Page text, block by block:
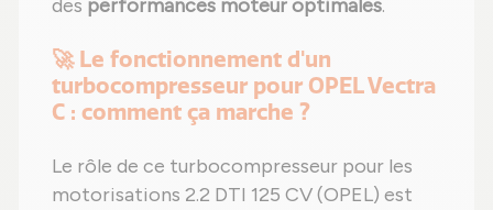
des performances moteur optimales.
🚀 Le fonctionnement d'un
turbocompresseur pour OPEL Vectra
C : comment ça marche ?
Le rôle de ce turbocompresseur pour les
motorisations 2.2 DTI 125 CV (OPEL) est